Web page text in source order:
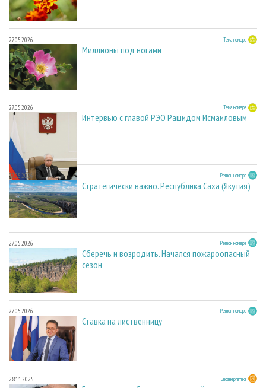
27.05.2026 Тема номера
Миллионы под ногами
27.05.2026 Тема номера
Интервью с главой РЭО Рашидом Исмаиловым
27.05.2026 Регион номера
Стратегически важно. Республика Саха (Якутия)
27.05.2026 Регион номера
Сберечь и возродить. Начался пожароопасный
сезон
27.05.2026 Регион номера
Ставка на лиственницу
28.11.2025 Биоэнергетика